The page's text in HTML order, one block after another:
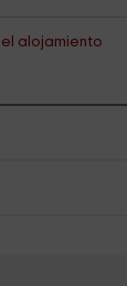
alojamiento